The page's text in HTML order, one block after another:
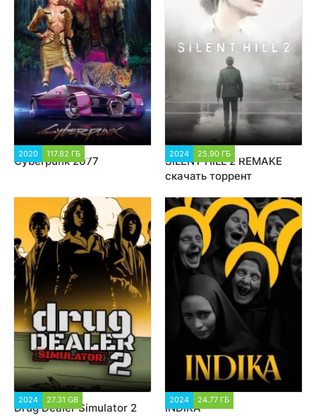
2020 117.82 ГБ
Cyberpunk 2077
2024 25.90 ГБ
SILENT HILL 2 REMAKE
скачать торрент
2024 27.31 GB
Drug Dealer Simulator 2
2024 24.77 ГБ
INDIKA